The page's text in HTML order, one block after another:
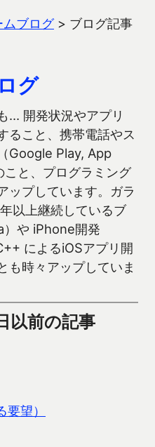
ブログ> ブログ記事
グ
… 開発状況やアプリ
ること、携帯電話やス
Google Play, App
と、プログラミング
ップしています。ガラ
以上継続しているブ
や iPhone開発
によるiOSアプリ開
も時々アップしていま
以前の記事
望）